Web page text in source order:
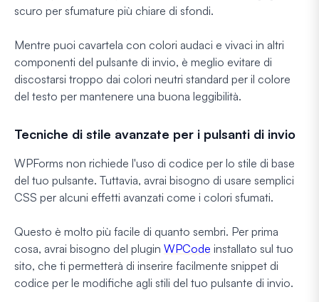
scuro per sfumature più chiare di sfondi.
Mentre puoi cavartela con colori audaci e vivaci in altri
componenti del pulsante di invio, è meglio evitare di
discostarsi troppo dai colori neutri standard per il colore
del testo per mantenere una buona leggibilità.
Tecniche di stile avanzate per i pulsanti di invio
WPForms non richiede l'uso di codice per lo stile di base
del tuo pulsante. Tuttavia, avrai bisogno di usare semplici
CSS per alcuni effetti avanzati come i colori sfumati.
Questo è molto più facile di quanto sembri. Per prima
cosa, avrai bisogno del plugin WPCode installato sul tuo
sito, che ti permetterà di inserire facilmente snippet di
codice per le modifiche agli stili del tuo pulsante di invio.